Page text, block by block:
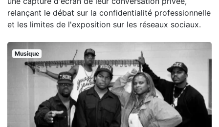
relançant le débat sur la confidentialité professionnelle
et les limites de l'exposition sur les réseaux sociaux.
Musique